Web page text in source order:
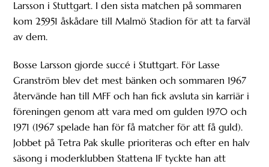
Larsson i Stuttgart. I den sista matchen på sommaren
kom 25951 åskådare till Malmö Stadion för att ta farväl
av dem.
Bosse Larsson gjorde succé i Stuttgart. För Lasse
Granström blev det mest bänken och sommaren 1967
återvände han till MFF och han fick avsluta sin karriär i
föreningen genom att vara med om gulden 1970 och
1971 (1967 spelade han för få matcher för att få guld).
Jobbet på Tetra Pak skulle prioriteras och efter en halv
säsong i moderklubben Stattena IF tyckte han att